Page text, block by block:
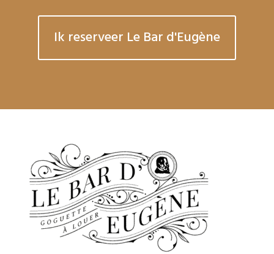
Ik reserveer Le Bar d'Eugène